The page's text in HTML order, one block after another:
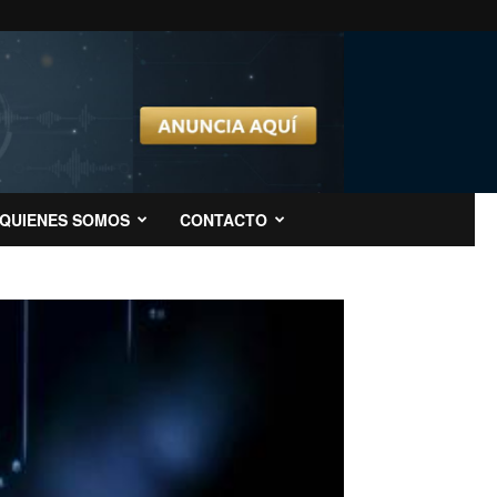
QUIENES SOMOS CONTACTO